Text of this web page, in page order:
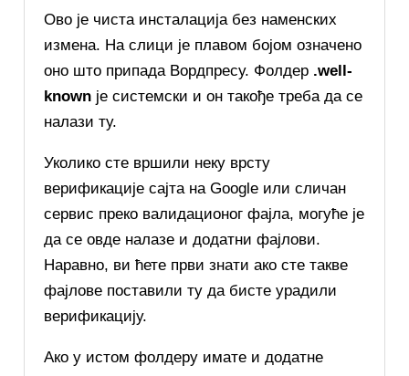
Ово је чиста инсталација без наменских
измена. На слици је плавом бојом означено
оно што припада Вордпресу. Фолдер .well-
known је системски и он такође треба да се
налази ту.
Уколико сте вршили неку врсту
верификације сајта на Google или сличан
сервис преко валидационог фајла, могуће је
да се овде налазе и додатни фајлови.
Наравно, ви ћете први знати ако сте такве
фајлове поставили ту да бисте урадили
верификацију.
Ако у истом фолдеру имате и додатне